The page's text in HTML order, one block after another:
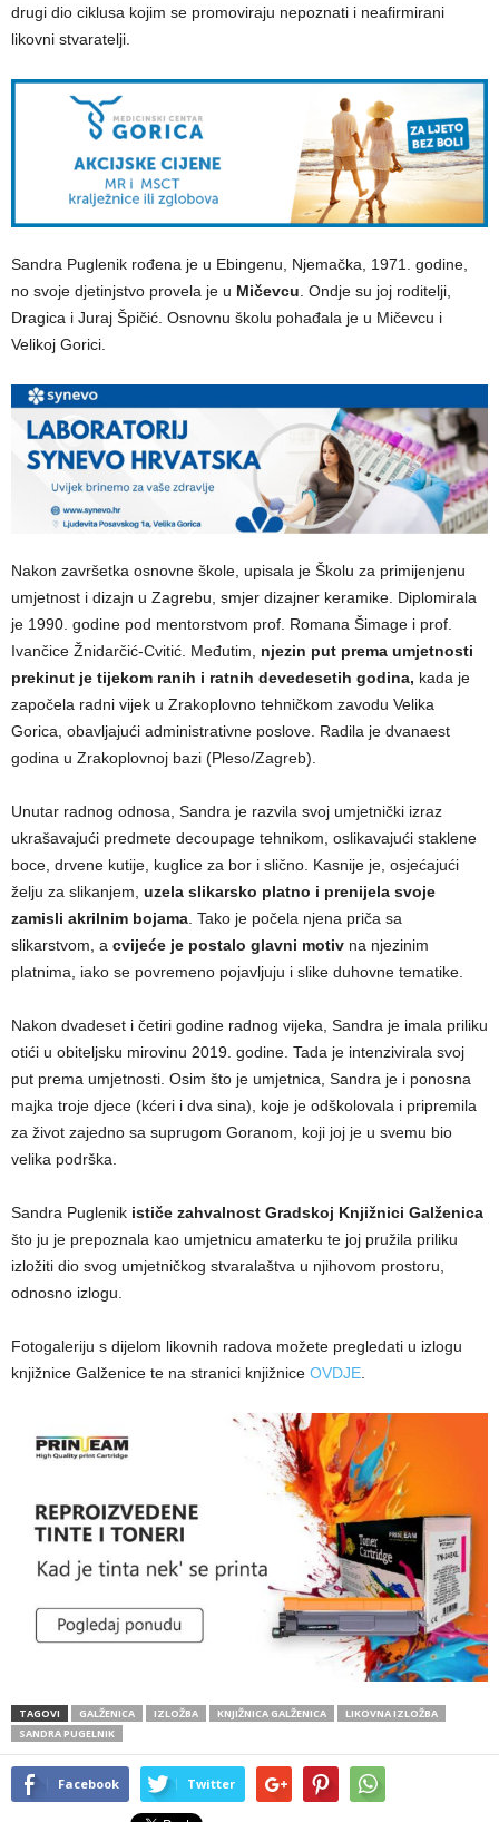
drugi dio ciklusa kojim se promoviraju nepoznati i neafirmirani
likovni stvaratelji.
Sandra Puglenik rođena je u Ebingenu, Njemačka, 1971. godine,
no svoje djetinjstvo provela je u Mičevcu. Ondje su joj roditelji,
Dragica i Juraj Špičić. Osnovnu školu pohađala je u Mičevcu i
Velikoj Gorici.
Nakon završetka osnovne škole, upisala je Školu za primijenjenu
umjetnost i dizajn u Zagrebu, smjer dizajner keramike. Diplomirala
je 1990. godine pod mentorstvom prof. Romana Šimage i prof.
Ivančice Žnidarčić-Cvitić. Međutim,
njezin put prema umjetnosti
prekinut je tijekom ranih i ratnih devedesetih godina, kada je
započela radni vijek u Zrakoplovno tehničkom zavodu Velika
Gorica, obavljajući administrativne poslove. Radila je dvanaest
godina u Zrakoplovnoj bazi (Pleso/Zagreb).
Unutar radnog odnosa, Sandra je razvila svoj umjetnički izraz
ukrašavajući predmete decoupage tehnikom, oslikavajući staklene
boce, drvene kutije, kuglice za bor i slično. Kasnije je, osjećajući
želju za slikanjem, uzela slikarsko platno i prenijela svoje
zamisli akrilnim bojama . Tako je počela njena priča sa
slikarstvom, a cvijeće je postalo glavni motiv na njezinim
platnima, iako se povremeno pojavljuju i slike duhovne tematike.
Nakon dvadeset i četiri godine radnog vijeka, Sandra je imala priliku
otići u obiteljsku mirovinu 2019. godine. Tada je intenzivirala svoj
put prema umjetnosti. Osim što je umjetnica, Sandra je i ponosna
majka troje djece (kćeri i dva sina), koje je odškolovala i pripremila
za život zajedno sa suprugom Goranom, koji joj je u svemu bio
velika podrška.
Sandra Puglenik ističe zahvalnost Gradskoj Knjižnici Galženica
što ju je prepoznala kao umjetnicu amaterku te joj pružila priliku
izložiti dio svog umjetničkog stvaralaštva u njihovom prostoru,
odnosno izlogu.
Fotogaleriju s dijelom likovnih radova možete pregledati u izlogu
knjižnice Galženice te na stranici knjižnice OVDJE
TAGOVI GALŽENICA IZLOŽBA KNJIŽNICA GALŽENICA
LIKOVNA IZLOŽBA
SANDRA PUGELNIK
Facebook Twitter